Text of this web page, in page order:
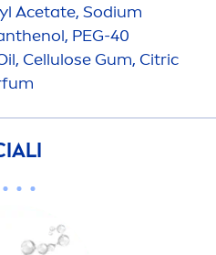
Acetate, Sodium
PEG-40
Cellulose Gum, Citric